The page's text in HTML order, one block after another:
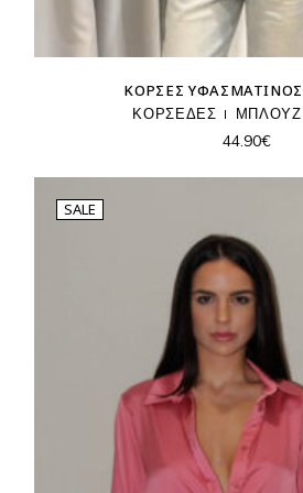
ΚΟΡΣΈΣ
ΚΟΡΣΕΔΕΣ
44.90€
SALE